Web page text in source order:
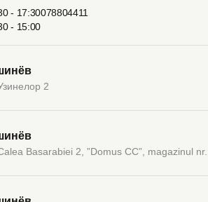
- 17:30
- 15:00
078804411
2
Basarabiei 2, ”Domus CC”, magazinul